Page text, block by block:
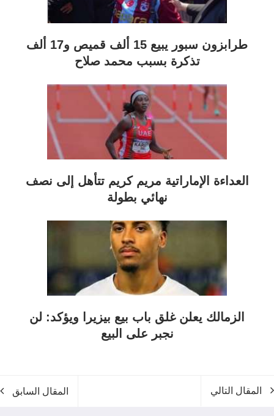
طرابزون سبور يبيع 15 ألف قميص و17 ألف
تذكرة بسبب محمد صلاح
العداءة الإماراتية مريم كريم تتأهل إلى نصف
نهائي بطولة
الزمالك يعلن غلق باب بيع بيزيرا ويؤكد: لن
نجبر على البيع
المقال التالي المقال السابق